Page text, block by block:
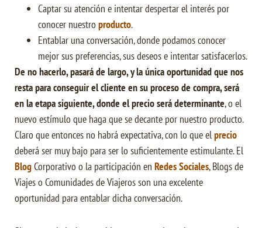
Captar su atención e intentar despertar el interés por
conocer nuestro producto.
Entablar una conversación, donde podamos conocer
mejor sus preferencias, sus deseos e intentar satisfacerlos.
De no hacerlo, pasará de largo, y la única oportunidad que nos
resta para conseguir el cliente en su proceso de compra, será
en la etapa siguiente, donde el precio será determinante, o el
nuevo estímulo que haga que se decante por nuestro producto.
Claro que entonces no habrá expectativa, con lo que elprecio
deberá ser muy bajo para ser lo suficientemente estimulante. El
BlogCorporativo o la participación en Redes Sociales, Blogs de
Viajes o Comunidades de Viajeros son una excelente
oportunidad para entablar dicha conversación.